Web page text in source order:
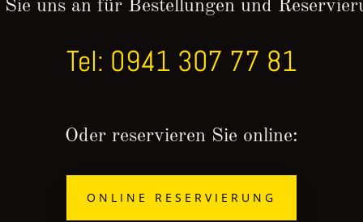
Sie uns an für Bestellungen und
Tel: 0941 307 77 81
Oder reservieren Sie online:
ONLINE RESERVIERUNG